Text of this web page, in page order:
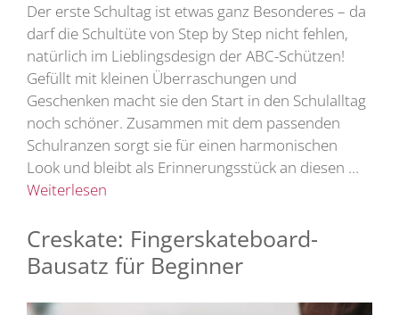
Der erste Schultag ist etwas ganz Besonderes – da
darf die Schultüte von Step by Step nicht fehlen,
natürlich im Lieblingsdesign der ABC-Schützen!
Gefüllt mit kleinen Überraschungen und
Geschenken macht sie den Start in den Schulalltag
noch schöner. Zusammen mit dem passenden
Schulranzen sorgt sie für einen harmonischen
Look und bleibt als Erinnerungsstück an diesen …
Weiterlesen
Creskate: Fingerskateboard-
Bausatz für Beginner